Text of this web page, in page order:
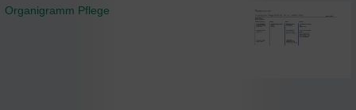
Organigramm Pflege